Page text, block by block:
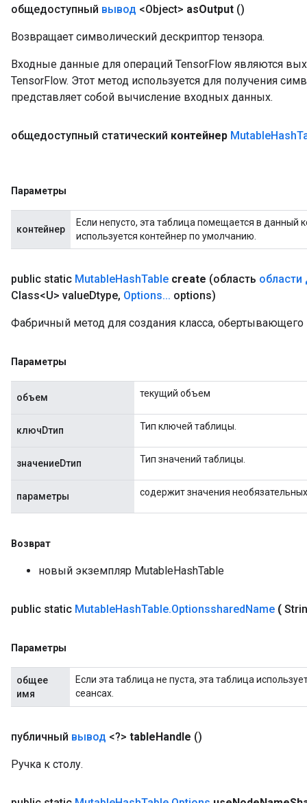
общедоступный вывод <Object> asOutput ()
Возвращает символический дескриптор тензора.
Входные данные для операций TensorFlow являются
TensorFlow. Этот метод используется для получения
представляет собой вычисление входных данных.
общедоступный статический контейнер MutableHash
Параметры
контейнер
Если непусто, эта таблица помещается в данный
используется контейнер по умолчанию.
public static MutableHashTable create (область области
Class<U> valueDtype, Options... options)
Фабричный метод для создания класса,
Параметры
объем текущий объем
ключDтип Тип ключей таблицы.
значениеDтип Тип значений таблицы.
параметры содержит значения
Возврат
новый экземпляр MutableHashTable
public static MutableHashTable.OptionssharedName (
Параметры
общее
имя
Если эта таблица не пуста, эта таблица
сеансах.
публичный вывод <?> tableHandle ()
Ручка к столу.